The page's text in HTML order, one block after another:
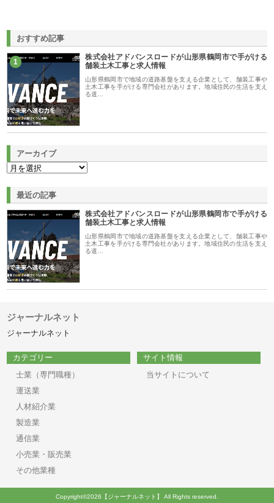
おすすめ記事
1
株式会社アドバンスロードが山形県鶴岡市で手がける
舗装土木工事と求人情報
山形県鶴岡市で地域の道路基盤を支える企業として、舗装工事や
土木工事を手がける専門会社があります。地域住民の生活を支え
る道…
アーカイブ
最近の記事
株式会社アドバンスロードが山形県鶴岡市で手がける
舗装土木工事と求人情報
山形県鶴岡市で地域の道路基盤を支える企業として、舗装工事や
土木工事を手がける専門会社があります。地域住民の生活を支え
る道…
ジャーナルネット
ジャーナルネット
カテゴリー
士業（専門職種）
運送業
人材紹介業
製造業
通信業
小売業・販売業
その他業種
サイト情報
当サイトについて
Copyright©2026【ジャーナルネット】 All Rights reserved.